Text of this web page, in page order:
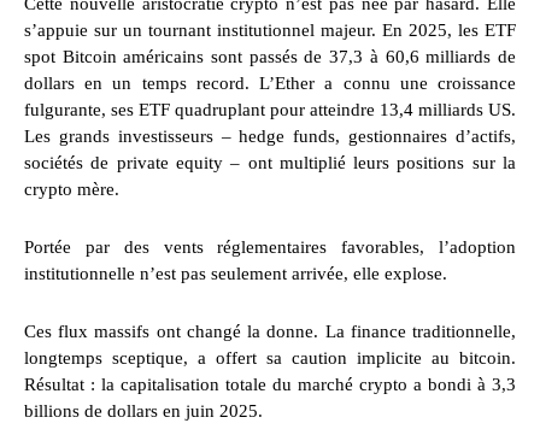
Cette nouvelle aristocratie crypto n’est pas née par hasard. Elle
s’appuie sur un tournant institutionnel majeur. En 2025, les ETF
spot Bitcoin américains sont passés de 37,3 à 60,6 milliards de
dollars en un temps record. L’Ether a connu une croissance
fulgurante, ses ETF quadruplant pour atteindre 13,4 milliards US.
Les grands investisseurs – hedge funds, gestionnaires d’actifs,
sociétés de private equity – ont multiplié leurs positions sur la
crypto mère.
Portée par des vents réglementaires favorables, l’adoption
institutionnelle n’est pas seulement arrivée, elle explose.
Ces flux massifs ont changé la donne. La finance traditionnelle,
longtemps sceptique, a offert sa caution implicite au bitcoin.
Résultat : la capitalisation totale du marché crypto a bondi à 3,3
billions de dollars en juin 2025.